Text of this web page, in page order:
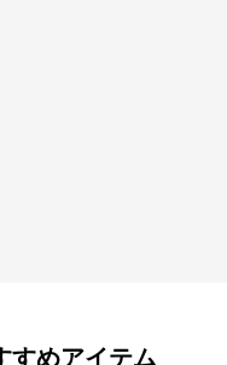
すめアイテム